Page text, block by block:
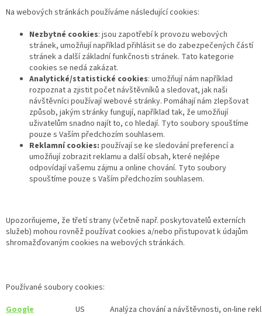
Na webových stránkách používáme následující cookies:
Nezbytné cookies: jsou zapotřebí k provozu webových
stránek, umožňují například přihlásit se do zabezpečených částí
stránek a další základní funkčnosti stránek. Tato kategorie
cookies se nedá zakázat.
Analytické/statistické cookies: umožňují nám například
rozpoznat a zjistit počet návštěvníků a sledovat, jak naši
návštěvníci používají webové stránky. Pomáhají nám zlepšovat
způsob, jakým stránky fungují, například tak, že umožňují
uživatelům snadno najít to, co hledají. Tyto soubory spouštíme
pouze s Vaším předchozím souhlasem.
Reklamní cookies: používají se ke sledování preferencí a
umožňují zobrazit reklamu a další obsah, které nejlépe
odpovídají vašemu zájmu a online chování. Tyto soubory
spouštíme pouze s Vaším předchozím souhlasem.
Upozorňujeme, že třetí strany (včetně např. poskytovatelů externích
služeb) mohou rovněž používat cookies a/nebo přistupovat k údajům
shromažďovaným cookies na webových stránkách.
Používané soubory cookies:
Google
US Analýza chování a návštěvnosti, on-line